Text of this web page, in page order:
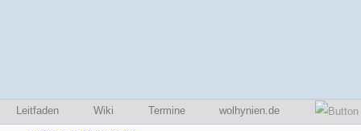
Leitfaden Wiki Termine wolhynien.de